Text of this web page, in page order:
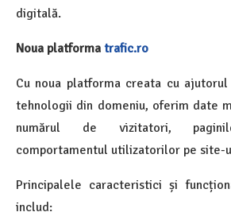
digitală.
Noua platforma trafic.ro
Cu noua platforma creata cu
tehnologii din domeniu, oferim date
numărul de vizitatori,
comportamentul utilizatorilor pe site-
Principalele caracteristici și
includ: